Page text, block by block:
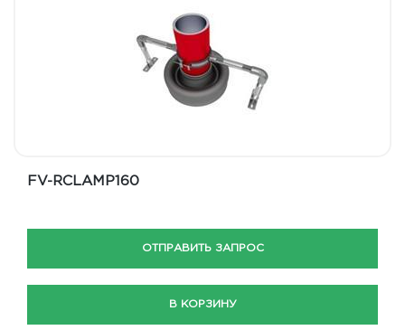
FV-RCLAMP160
ОТПРАВИТЬ ЗАПРОС
В КОРЗИНУ